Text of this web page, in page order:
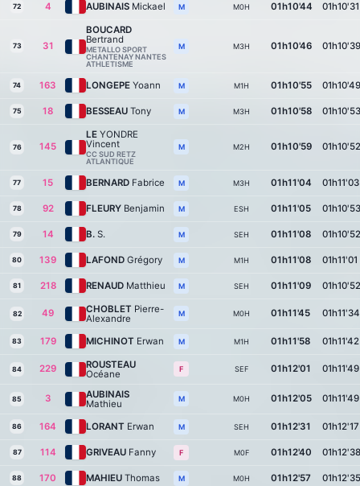
72 4 AUBINAIS Mickael M M0H 01h10'44 01h10'31
73 31
BOUCARD
Bertrand
METALLO SPORT
CHANTENAY NANTES
ATHLETISME
M M3H 01h10'46 01h10'39
74 163 LONGEPE Yoann M M1H 01h10'55 01h10'49
75 18 BESSEAU Tony M M3H 01h10'58 01h10'53
76 145
LE YONDRE
Vincent
CC SUD RETZ
ATLANTIQUE
M M2H 01h10'59 01h10'52
77 15 BERNARD Fabrice M M3H 01h11'04 01h11'03
78 92 FLEURY Benjamin M ESH 01h11'05 01h10'53
79 14 B. S. M SEH 01h11'08 01h10'52
80 139 LAFOND Grégory M M1H 01h11'08 01h11'01
81 218 RENAUD Matthieu M SEH 01h11'09 01h10'52
82 49 CHOBLET Pierre-
Alexandre
M M0H 01h11'45 01h11'34
83 179 MICHINOT Erwan M M1H 01h11'58 01h11'42
84 229
ROUSTEAU
Océane
F SEF 01h12'01 01h11'49
85 3
AUBINAIS
Mathieu
M M0H 01h12'05 01h11'49
86 164 LORANT Erwan M SEH 01h12'31 01h12'17
87 114 GRIVEAU Fanny F M0F 01h12'40 01h12'38
88 170 MAHIEU Thomas M M0H 01h12'57 01h12'35